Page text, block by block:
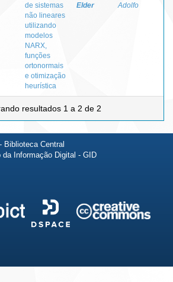
de sistemas
não lineares
utilizando
modelos
NARX,
funções
ortonormais
e otimização
heurística
Elder
Adolfo
resultados 1 a 2 de 2
Biblioteca Central
da Informação Digital - GID